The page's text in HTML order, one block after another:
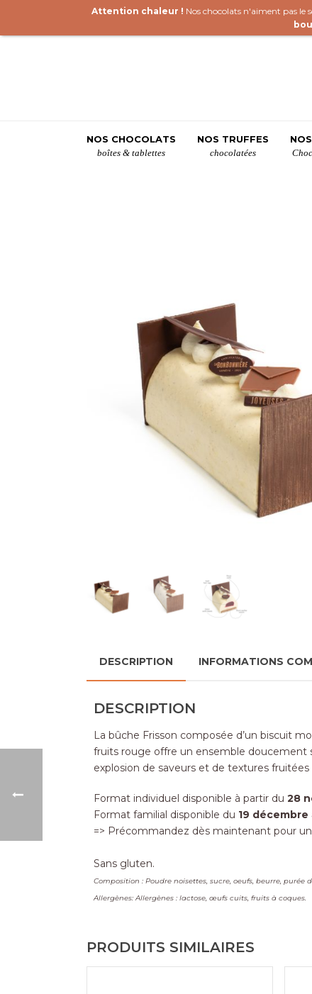
NOS CHOCOLATS
boîtes & tablettes
NOS TRUFFES
chocolatées
DESCRIPTION INFORMATIONS
DESCRIPTION
La bûche Frisson composée d’un biscuit
fruits rouge offre un ensemble doucement
explosion de saveurs et de textures
Format individuel disponible à partir du 28
Format familial disponible du 19 décembre
=> Précommandez dès maintenant pour
Sans gluten.
Composition : Poudre noisettes, sucre, oeufs, beurre,
Allergènes: Allergènes : lactose, œufs cuits, fruits à coques.
PRODUITS SIMILAIRES
Attention chaleur ! Nos chocolats n'aiment pas le